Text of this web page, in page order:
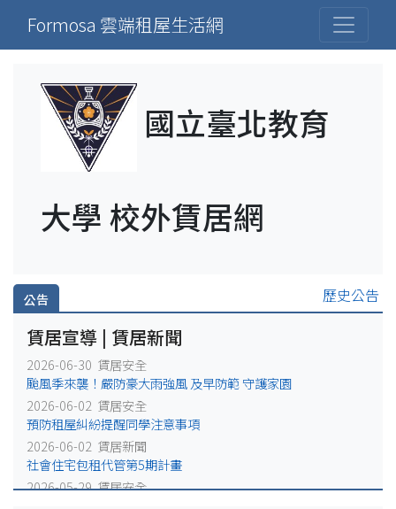
Formosa 雲端租屋生活網
國立臺北教育
大學 校外賃居網
公告 歷史公告
賃居宣導 | 賃居新聞
2026-06-30 賃居安全
颱風季來襲！嚴防豪大雨強風 及早防範 守護家園
2026-06-02 賃居安全
預防租屋糾紛提醒同學注意事項
2026-06-02 賃居新聞
社會住宅包租代管第5期計畫
2026-05-29 賃居安全